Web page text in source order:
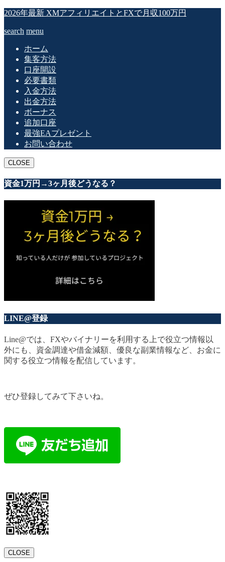
2026年最新 XMアフィリエイトとFXで月収100万円
search menu
ホーム
集客方法
口座開設
必要書類
入金方法
出金方法
ボーナス
追加口座
最強EAプレゼント
お問い合わせ
CLOSE
資金1万円→3ヶ月後どうなる？
LINE@登録
Line@では、FXやバイナリーを利用する上で役立つ情報以
外にも、資金調達や借金減額、優良な副業情報など、お金に
関する役立つ情報を配信しています。
ぜひ登録してみて下さいね。
CLOSE